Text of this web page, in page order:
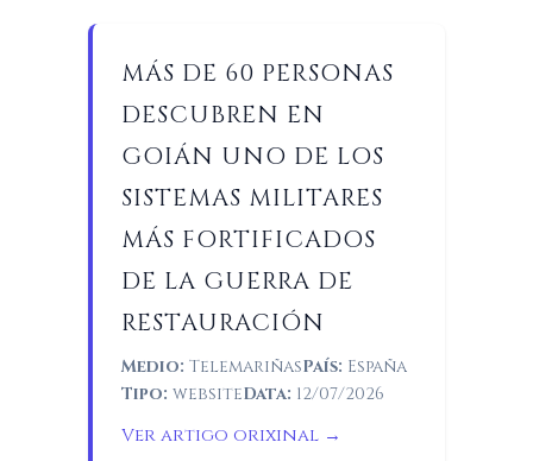
MÁS DE 60 PERSONAS
DESCUBREN EN
GOIÁN UNO DE LOS
SISTEMAS MILITARES
MÁS FORTIFICADOS
DE LA GUERRA DE
RESTAURACIÓN
Medio: TelemariñasPaís: España
Tipo: websiteData: 12/07/2026
Ver artigo orixinal →